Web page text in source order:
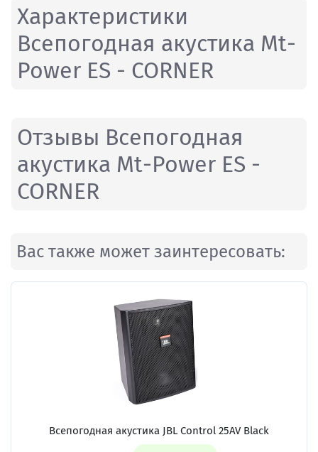
Характеристики
Всепогодная акустика Mt-
Power ES - CORNER
Отзывы Всепогодная
акустика Mt-Power ES -
CORNER
Вас также может заинтересовать:
Всепогодная акустика JBL Control 25AV Black